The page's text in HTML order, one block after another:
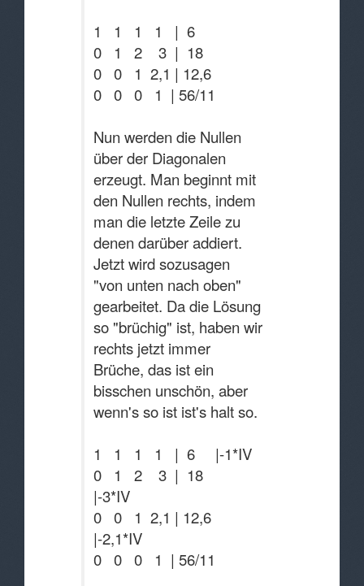
1 1 1 1 | 6
0 1 2 3 | 18
0 0 1 2,1 | 12,6
0 0 0 1 | 56/11
Nun werden die Nullen
über der Diagonalen
erzeugt. Man beginnt mit
den Nullen rechts, indem
man die letzte Zeile zu
denen darüber addiert.
Jetzt wird sozusagen
"von unten nach oben"
gearbeitet. Da die Lösung
so "brüchig" ist, haben wir
rechts jetzt immer
Brüche, das ist ein
bisschen unschön, aber
wenn's so ist ist's halt so.
1 1 1 1 | 6 |-1*IV
0 1 2 3 | 18
|-3*IV
0 0 1 2,1 | 12,6
|-2,1*IV
0 0 0 1 | 56/11